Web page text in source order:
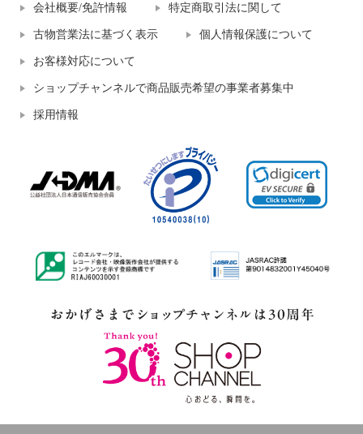
会社概要/免許情報 特定商取引法に関して
古物営業法に基づく表示 個人情報保護について
お客様対応について
ショップチャンネルで商品販売希望の事業者募集中
採用情報